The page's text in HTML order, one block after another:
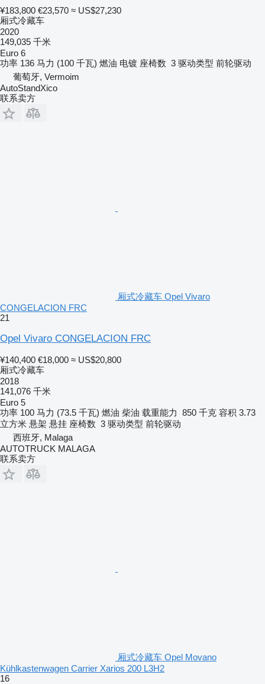
¥183,800 €23,570 ≈ US$27,230
厢式冷藏车
2020
149,035 千米
Euro 6
功率 136 马力 (100 千瓦) 燃油 电镀 座椅数 3 驱动类型 前轮驱动
葡萄牙, Vermoim
AutoStandXico
联系卖方
厢式冷藏车 Opel Vivaro
CONGELACION FRC
21
Opel Vivaro CONGELACION FRC
¥140,400 €18,000 ≈ US$20,800
厢式冷藏车
2018
141,076 千米
Euro 5
功率 100 马力 (73.5 千瓦) 燃油 柴油 载重能力 850 千克 容积 3.73
立方米 悬架 悬挂 座椅数 3 驱动类型 前轮驱动
西班牙, Malaga
AUTOTRUCK MALAGA
联系卖方
厢式冷藏车 Opel Movano
Kühlkastenwagen Carrier Xarios 200 L3H2
16